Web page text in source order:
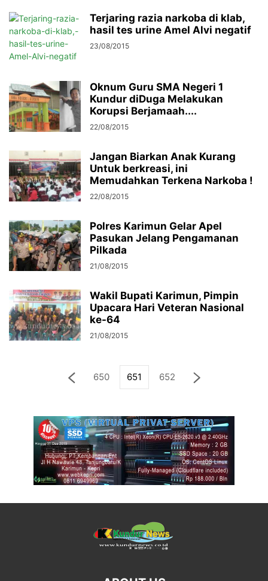
Terjaring razia narkoba di klab,
hasil tes urine Amel Alvi negatif
23/08/2015
Oknum Guru SMA Negeri 1
Kundur diDuga Melakukan
Korupsi Berjamaah....
22/08/2015
Jangan Biarkan Anak Kurang
Untuk berkreasi, ini
Memudahkan Terkena Narkoba !
22/08/2015
Polres Karimun Gelar Apel
Pasukan Jelang Pengamanan
Pilkada
21/08/2015
Wakil Bupati Karimun, Pimpin
Upacara Hari Veteran Nasional
ke-64
21/08/2015
650 651 652